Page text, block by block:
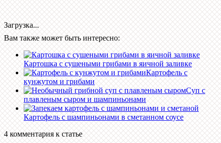
Загрузка...
Вам также может быть интересно:
Картошка с сушеными грибами в яичной заливке
Картофель с
кунжутом и грибами
Суп с
плавленым сыром и шампиньонами
Картофель с шампиньонами в сметанном соусе
4 комментария к статье